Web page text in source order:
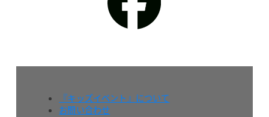
『キッズイベント』について
お問い合わせ